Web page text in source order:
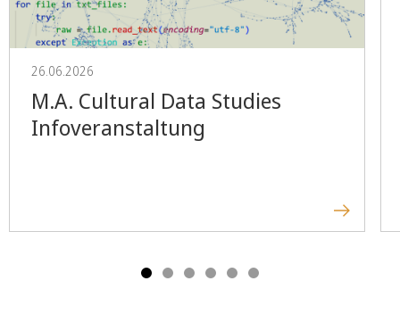
26.06.2026
M.A. Cultural Data Studies
Infoveranstaltung